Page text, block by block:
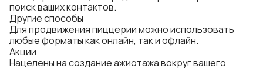
поиск ваших контактов.
Другие способы
Для продвижения пиццерии можно использовать
любые форматы как онлайн, так и офлайн.
Акции
Нацелены на создание ажиотажа вокруг вашего